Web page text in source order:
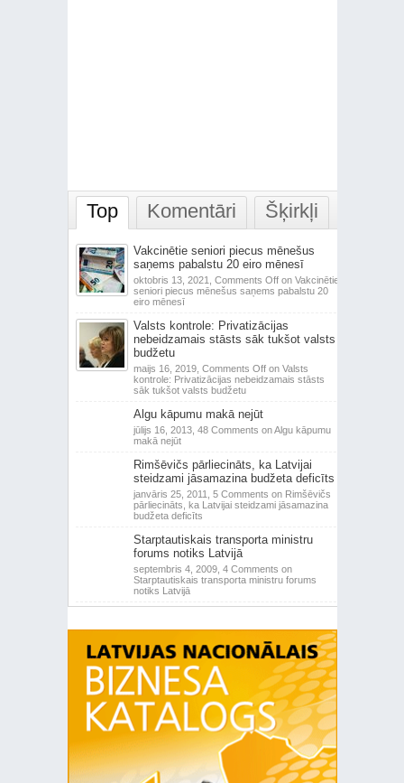
Top Komentāri Šķirkļi
Vakcinētie seniori piecus mēnešus
saņems pabalstu 20 eiro mēnesī
oktobris 13, 2021, Comments Offon Vakcinētie
seniori piecus mēnešus saņems pabalstu 20
eiro mēnesī
Valsts kontrole: Privatizācijas
nebeidzamais stāsts sāk tukšot valsts
budžetu
maijs 16, 2019, Comments Offon Valsts
kontrole: Privatizācijas nebeidzamais stāsts
sāk tukšot valsts budžetu
Algu kāpumu makā nejūt
jūlijs 16, 2013, 48 Comments on Algu kāpumu
makā nejūt
Rimšēvičs pārliecināts, ka Latvijai
steidzami jāsamazina budžeta deficīts
janvāris 25, 2011, 5 Comments on Rimšēvičs
pārliecināts, ka Latvijai steidzami jāsamazina
budžeta deficīts
Starptautiskais transporta ministru
forums notiks Latvijā
septembris 4, 2009, 4 Comments on
Starptautiskais transporta ministru forums
notiks Latvijā